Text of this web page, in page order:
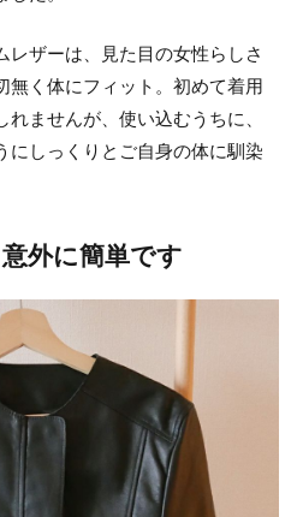
ザーは、見た目の女性らしさ
無く体にフィット。初めて着用
ませんが、使い込むうちに、
にしっくりとご自身の体に馴染
外に簡単です